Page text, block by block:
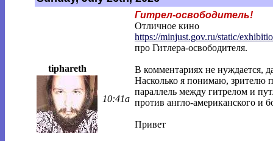
tiphareth
10:41a
Гитрел-освободитель!
Отличное кино
https://minjust.gov.ru/static/exhibitio
про Гитлера-освободителя.
В комментариях не нуждается,
Насколько я понимаю, зрителю
параллель между гитрелом и
против англо-американского и
Привет